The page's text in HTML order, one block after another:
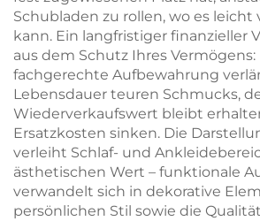
Schubladen zu rollen, wo es leicht
kann. Ein langfristiger finanzieller
aus dem Schutz Ihres Vermögens:
fachgerechte Aufbewahrung
Lebensdauer teuren Schmucks,
Wiederverkaufswert bleibt
Ersatzkosten sinken. Die
verleiht Schlaf- und
ästhetischen Wert – funktionale
verwandelt sich in dekorative
persönlichen Stil sowie die